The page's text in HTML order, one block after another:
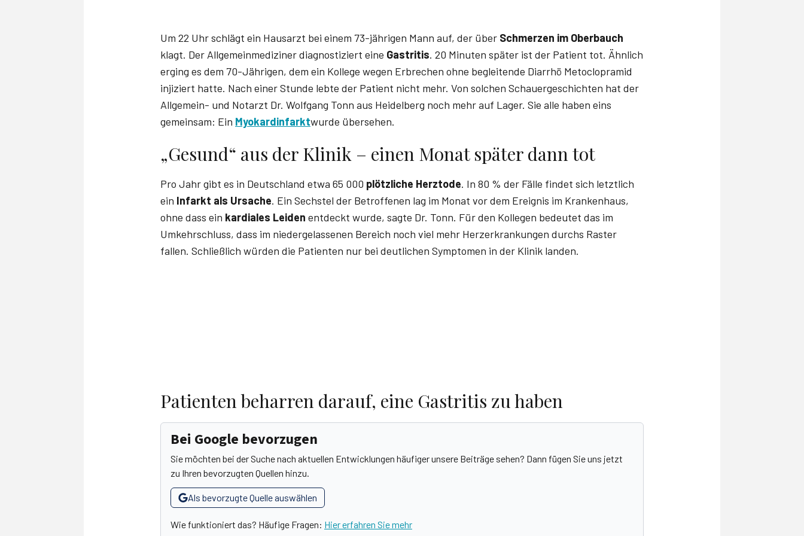
Um 22 Uhr schlägt ein Hausarzt bei einem 73-jährigen Mann auf, der über Schmerzen im Oberbauch
klagt. Der Allgemeinmediziner diagnostiziert eine Gastritis. 20 Minuten später ist der Patient tot. Ähnlich
erging es dem 70-Jährigen, dem ein Kollege wegen Erbrechen ohne begleitende Diarrhö Metoclopramid
injiziert hatte. Nach einer Stunde lebte der Patient nicht mehr. Von solchen Schauergeschichten hat der
Allgemein- und Notarzt Dr. Wolfgang Tonn aus Heidelberg noch mehr auf Lager. Sie alle haben eins
gemeinsam: Ein Myokardinfarktwurde übersehen.
„Gesund“ aus der Klinik – einen Monat später dann tot
Pro Jahr gibt es in Deutschland etwa 65 000 plötzliche Herztode. In 80 % der Fälle findet sich letztlich
ein Infarkt als Ursache. Ein Sechs­tel der Betroffenen lag im Monat vor dem Ereignis im Krankenhaus,
ohne dass ein kardiales Leiden entdeckt wurde, sagte Dr. Tonn. Für den Kollegen bedeutet das im
Umkehrschluss, dass im niedergelassenen Bereich noch viel mehr Herzerkrankungen durchs Raster
fallen. Schließlich würden die Patienten nur bei deutlichen Symptomen in der Klinik landen.
Patienten beharren darauf, eine Gastritis zu haben
Bei Google bevorzugen
Sie möchten bei der Suche nach aktuellen Entwicklungen häufiger unsere Beiträge sehen? Dann fügen Sie uns jetzt
zu Ihren bevorzugten Quellen hinzu.
Als bevorzugte Quelle auswählen
Wie funktioniert das? Häufige Fragen: Hier erfahren Sie mehr